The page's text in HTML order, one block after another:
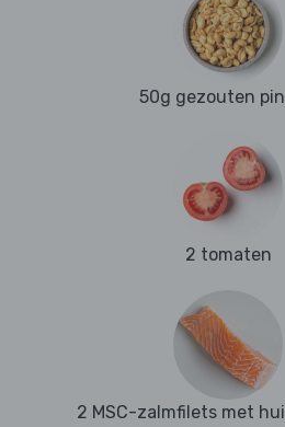
50g gezouten
2 tomaten
2 MSC-zalmfilets met